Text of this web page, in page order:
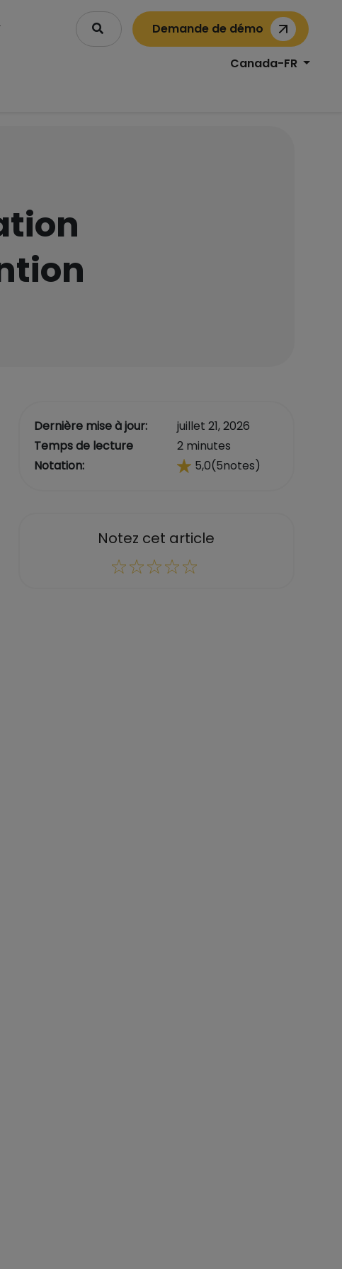
Demande de démo
Canada-FR
Dernière mise à jour:
Temps de lecture
Notation:
juillet 21, 2026
2 minutes
5,0(5notes)
Notez cet article